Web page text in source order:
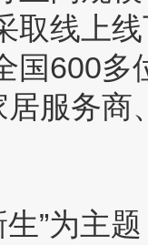
取线上
国600
服务
”为主题